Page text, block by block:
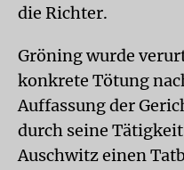
die Richter.
Gröning wurde
konkrete Tötung
Auffassung der
durch seine
Auschwitz einen